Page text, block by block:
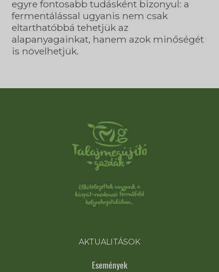
egyre fontosabb tudásként bizonyul: a
fermentálással ugyanis nem csak
eltarthatóbbá tehetjük az
alapanyagainkat, hanem azok minőségét
is növelhetjük.
AKTUALITÁSOK
Események